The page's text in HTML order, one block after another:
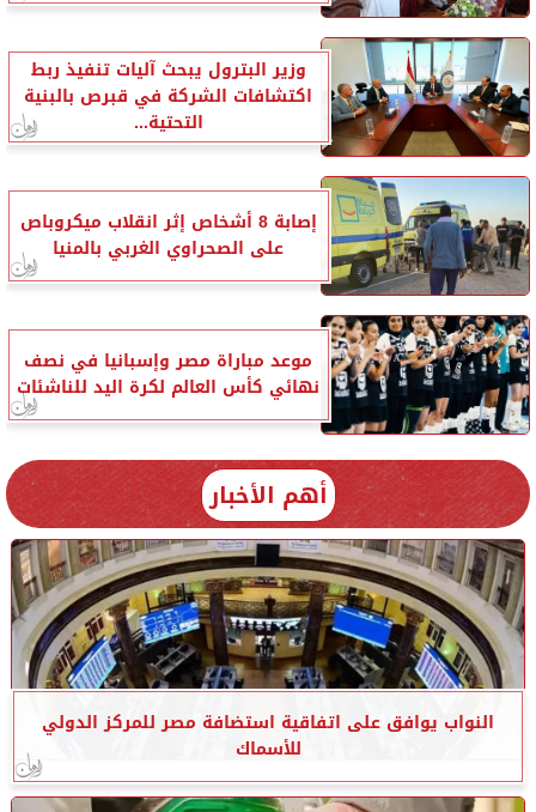
وزير البترول يبحث آليات تنفيذ ربط
اكتشافات الشركة في قبرص بالبنية
التحتية...
إصابة 8 أشخاص إثر انقلاب ميكروباص
على الصحراوي الغربي بالمنيا
موعد مباراة مصر وإسبانيا في نصف
نهائي كأس العالم لكرة اليد للناشئات
أهم الأخبار
النواب يوافق على اتفاقية استضافة مصر للمركز الدولي
للأسماك